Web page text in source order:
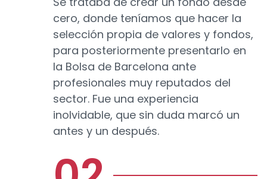
cero, donde teníamos que hacer la
selección propia de valores y fondos,
para posteriormente presentarlo en
la Bolsa de Barcelona ante
profesionales muy reputados del
sector. Fue una experiencia
inolvidable, que sin duda marcó un
antes y un después.